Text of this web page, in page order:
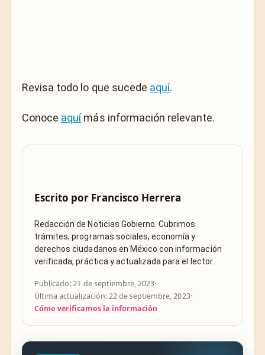
Revisa todo lo que sucede aquí.
Conoce aquímás información relevante.
Escrito por Francisco Herrera
Redacción de Noticias Gobierno. Cubrimos
trámites, programas sociales, economía y
derechos ciudadanos en México con información
verificada, práctica y actualizada para el lector.
Publicado: 21 de septiembre, 2023·
Última actualización: 22 de septiembre, 2023·
Cómo verificamos la información